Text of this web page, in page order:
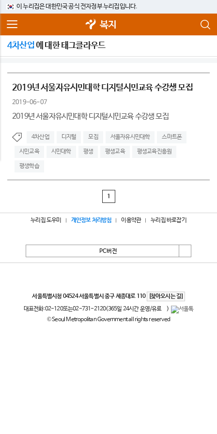
이 누리집은 대한민국 공식 전자정부 누리집입니다.
복지
4차산업에 대한 태그클라우드
2019년 서울자유시민대학 디지털시민교육 수강생 모집
2019-06-07
2019년 서울자유시민대학 디지털시민교육 수강생 모집
4차산업 디지털 모집 서울자유시민대학 스마트폰
시민교육 시민대학 평생 평생교육 평생교육진흥원
평생학습
1
누리집 도우미 개인정보 처리방침 이용약관 누리집 바로잡기
PC버전
서울특별시청 04524 서울특별시 중구 세종대로 110
[찾아오시는 길]
대표전화:02-120또는02-731-2120(365일 24시간 운영/유료
)
© Seoul Metropolitan Government all rights reserved